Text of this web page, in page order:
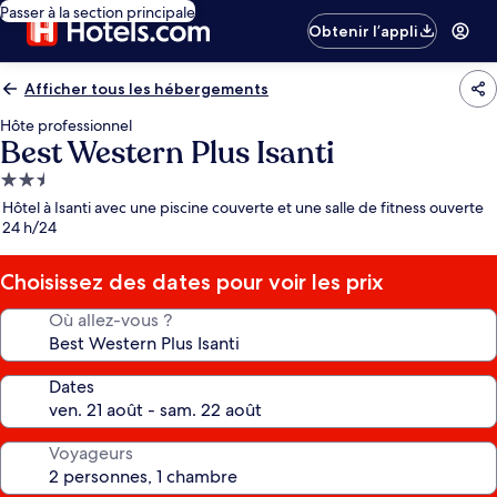
Passer à la section principale
Obtenir l’appli
Afficher tous les hébergements
Hôte professionnel
Best Western Plus Isanti
Hébergement
2.5 étoiles
Hôtel à Isanti avec une piscine couverte et une salle de fitness ouverte
24 h/24
Choisissez des dates pour voir les prix
Où allez-vous ?
Dates
Voyageurs